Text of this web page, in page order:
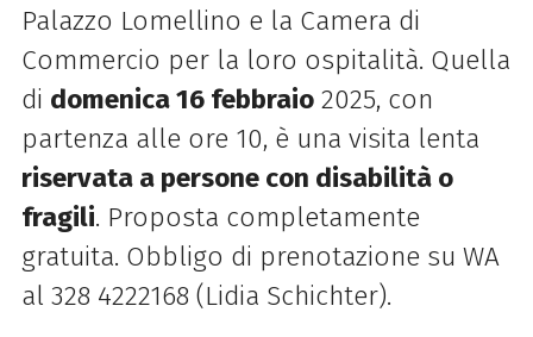
Palazzo Lomellino e la Camera di
Commercio per la loro ospitalità. Quella
di domenica 16 febbraio2025, con
partenza alle ore 10, è una visita lenta
riservata a persone con disabilità o
fragili. Proposta completamente
gratuita. Obbligo di prenotazione su WA
al 328 4222168 (Lidia Schichter).